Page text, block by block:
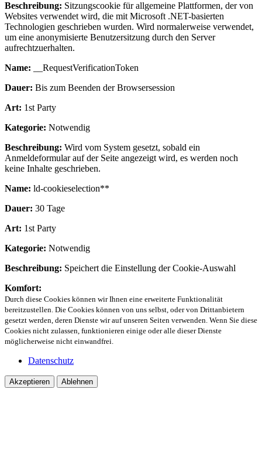
Beschreibung: Sitzungscookie für allgemeine Plattformen, der von
Websites verwendet wird, die mit Microsoft .NET-basierten
Technologien geschrieben wurden. Wird normalerweise verwendet,
um eine anonymisierte Benutzersitzung durch den Server
aufrechtzuerhalten.
Name: __RequestVerificationToken
Dauer: Bis zum Beenden der Browsersession
Art: 1st Party
Kategorie: Notwendig
Beschreibung: Wird vom System gesetzt, sobald ein
Anmeldeformular auf der Seite angezeigt wird, es werden noch
keine Inhalte geschrieben.
Name: ld-cookieselection**
Dauer: 30 Tage
Art: 1st Party
Kategorie: Notwendig
Beschreibung: Speichert die Einstellung der Cookie-Auswahl
Komfort:
Durch diese Cookies können wir Ihnen eine erweiterte Funktionalität
bereitzustellen. Die Cookies können von uns selbst, oder von Drittanbietern
gesetzt werden, deren Dienste wir auf unseren Seiten verwenden. Wenn Sie diese
Cookies nicht zulassen, funktionieren einige oder alle dieser Dienste
möglicherweise nicht einwandfrei.
Datenschutz
Akzeptieren Ablehnen